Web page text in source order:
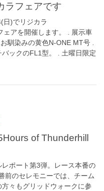
ラフェアです
日)でリジカラ
ェアを開催します。 . 展示車
馴染みの黄色N-ONE MT号 .
ックのFL1型。 . 土曜日限定
ポート第3弾。レース本番の
前のセレモニーでは、チーム
々もグリッドウォークに参